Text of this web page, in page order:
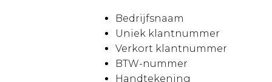
Bedrijfsnaam
Uniek klantnummer
Verkort klantnummer
BTW-nummer
Handtekening